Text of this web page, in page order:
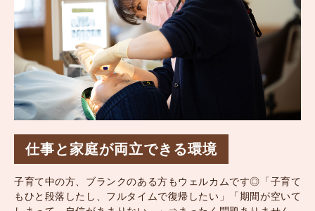
仕事と家庭が両立できる環境
子育て中の方、ブランクのある方もウェルカムです◎「子育て
もひと段落したし、フルタイムで復帰したい」「期間が空いて